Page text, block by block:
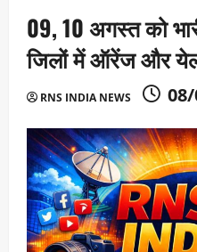
09, 10 अगस्त को
जिलों में ऑरेंज और
RNS INDIA NEWS